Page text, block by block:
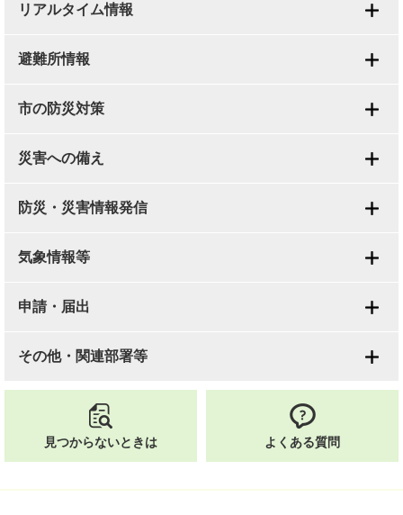
リアルタイム情報
避難所情報
市の防災対策
災害への備え
防災・災害情報発信
気象情報等
申請・届出
その他・関連部署等
見つからないときは よくある質問